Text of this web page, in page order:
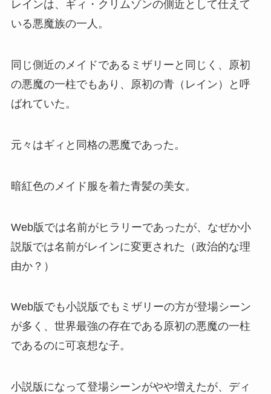
レインは、ギィ・クリムゾンの側近として仕えて
いる悪魔族の一人。
同じ側近のメイドであるミザリーと同じく、原初
の悪魔の一柱でもあり、原初の青（レイン）と呼
ばれていた。
元々はギィと同格の悪魔であった。
暗紅色のメイド服を着た青髪の美女。
Web版では名前がヒラリーであったが、なぜか小
説版では名前がレインに変更された（政治的な理
由か？）
Web版でも小説版でもミザリーの方が登場シーン
が多く、世界最強の存在である原初の悪魔の一柱
であるのに可哀想な子。
小説版になって登場シーンがやや増えたが、ディ